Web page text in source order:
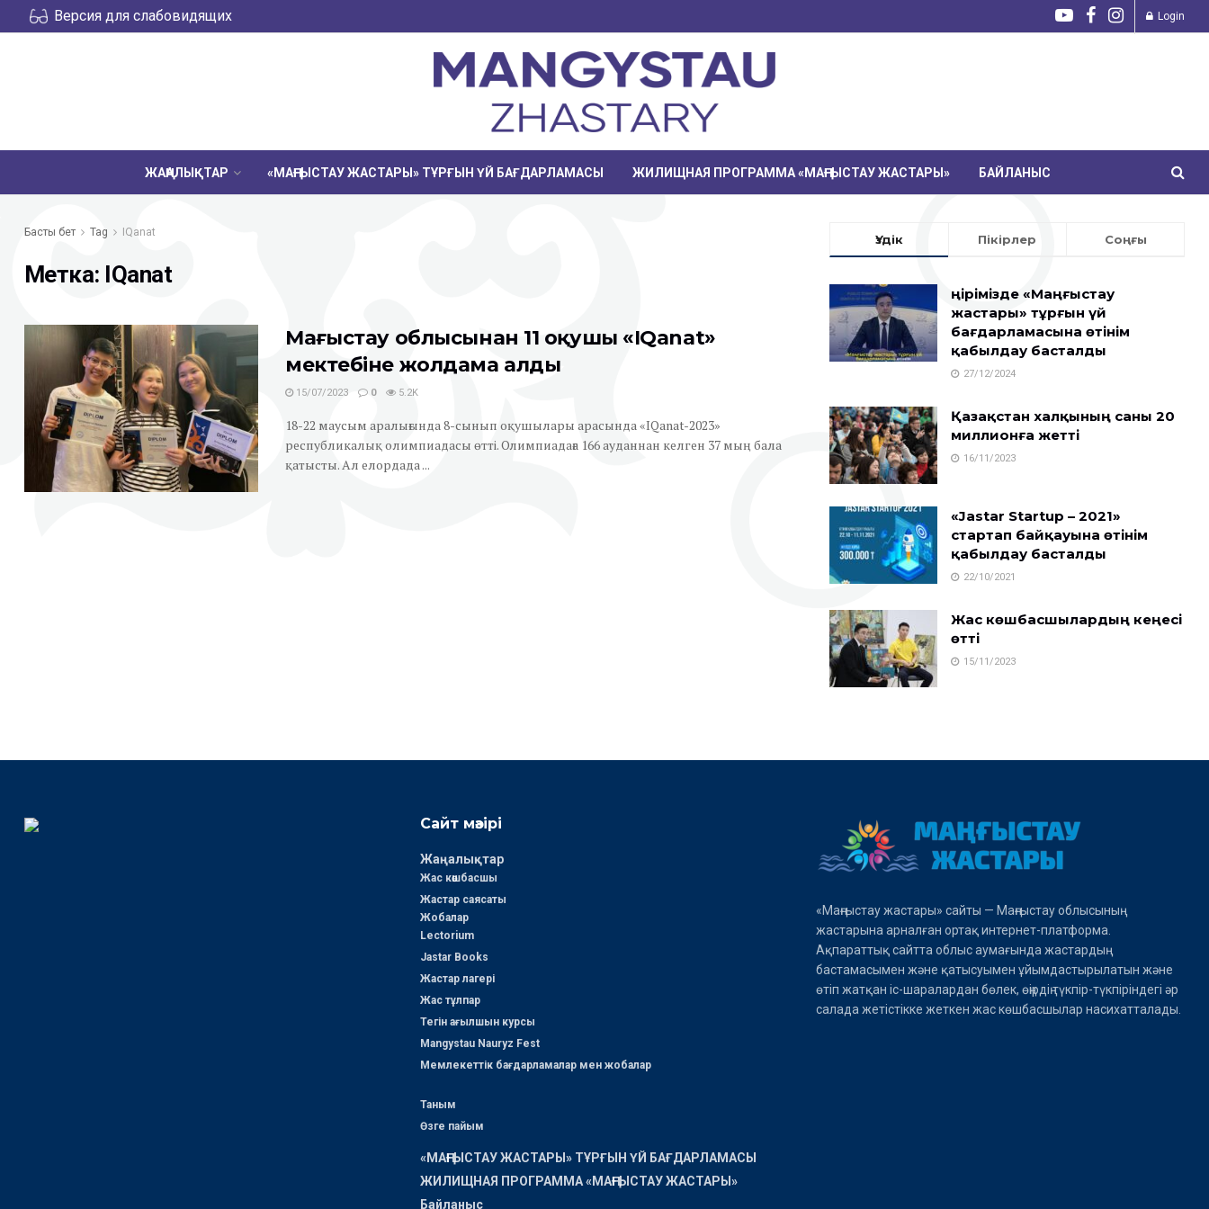
Версия для слабовидящих Login
ЖАҢАЛЫҚТАР «МАҢҒЫСТАУ ЖАСТАРЫ» ТҰРҒЫН ҮЙ БАҒДАРЛАМАСЫ ЖИЛИЩНАЯ ПРОГРАММА «МАҢҒЫСТАУ ЖАСТАРЫ» БАЙЛАНЫС
Басты бет Tag IQanat
Метка: IQanat
Маңғыстау облысынан 11 оқушы «IQanat»
мектебіне жолдама алды
15/07/2023 0 5.2K
18-22 маусым аралығында 8-сынып оқушылары арасында «IQanat-2023»
республикалық олимпиадасы өтті. Олимпиадаға 166 ауданнан келген 37 мың бала
қатысты. Ал елордада ...
Үздік Пікірлер Соңғы
Өңірімізде «Маңғыстау
жастары» тұрғын үй
бағдарламасына өтінім
қабылдау басталды
27/12/2024
Қазақстан халқының саны 20
миллионға жетті
16/11/2023
«Jastar Startup – 2021»
стартап байқауына өтінім
қабылдау басталды
22/10/2021
Жас көшбасшылардың кеңесі
өтті
15/11/2023
Сайт мәзірі
Жаңалықтар
Жас көшбасшы
Жастар саясаты
Жобалар
Lectorium
Jastar Books
Жастар лагері
Жас тұлпар
Тегін ағылшын курсы
Mangystau Nauryz Fest
Мемлекеттік бағдарламалар мен жобалар
Таным
Өзге пайым
«МАҢҒЫСТАУ ЖАСТАРЫ» ТҰРҒЫН ҮЙ БАҒДАРЛАМАСЫ
ЖИЛИЩНАЯ ПРОГРАММА «МАҢҒЫСТАУ ЖАСТАРЫ»
Байланыс
«Маңғыстау жастары» сайты — Маңғыстау облысының
жастарына арналған ортақ интернет-платформа.
Ақпараттық сайтта облыс аумағында жастардың
бастамасымен және қатысуымен ұйымдастырылатын және
өтіп жатқан іс-шаралардан бөлек, өңірдің түкпір-түкпіріндегі әр
салада жетістікке жеткен жас көшбасшылар насихатталады.